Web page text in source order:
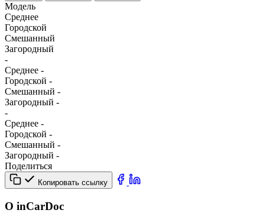
Модель
Среднее
Городской
Смешанный
Загородный
-
Среднее -
Городской -
Смешанный -
Загородный -
-
Среднее -
Городской -
Смешанный -
Загородный -
Поделиться
Копировать ссылку
О inCarDoc